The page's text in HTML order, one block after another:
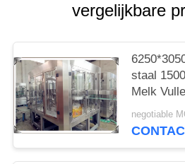
vergelijkbare
staal
Melk
negotiable